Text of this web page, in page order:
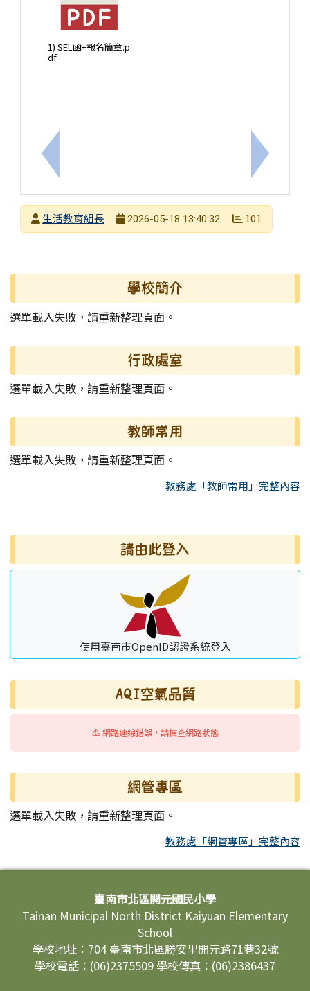
上一筆：【轉知訊息】115年高雄市第十二屆議長盃
1) SEL函+報名簡章.p
df
下一筆：
發布者生活教育組長
2026-05-18 13:40:32 101
左邊區域內容 學校簡介
選單載入失敗，請重新整理頁面。
行政處室
選單載入失敗，請重新整理頁面。
教師常用
選單載入失敗，請重新整理頁面。
教務處「教師常用」完整內容
右邊區域內容 請由此登入
使用臺南市OpenID認證系統登入
AQI空氣品質
⚠️ 網路連線錯誤，請檢查網路狀態
網管專區
選單載入失敗，請重新整理頁面。
教務處「網管專區」完整內容
頁尾區域內容臺南市北區開元國民小學
Tainan Municipal North District Kaiyuan Elementary
School
學校地址：704 臺南市北區勝安里開元路71巷32號
學校電話：(06)2375509 學校傳真：(06)2386437